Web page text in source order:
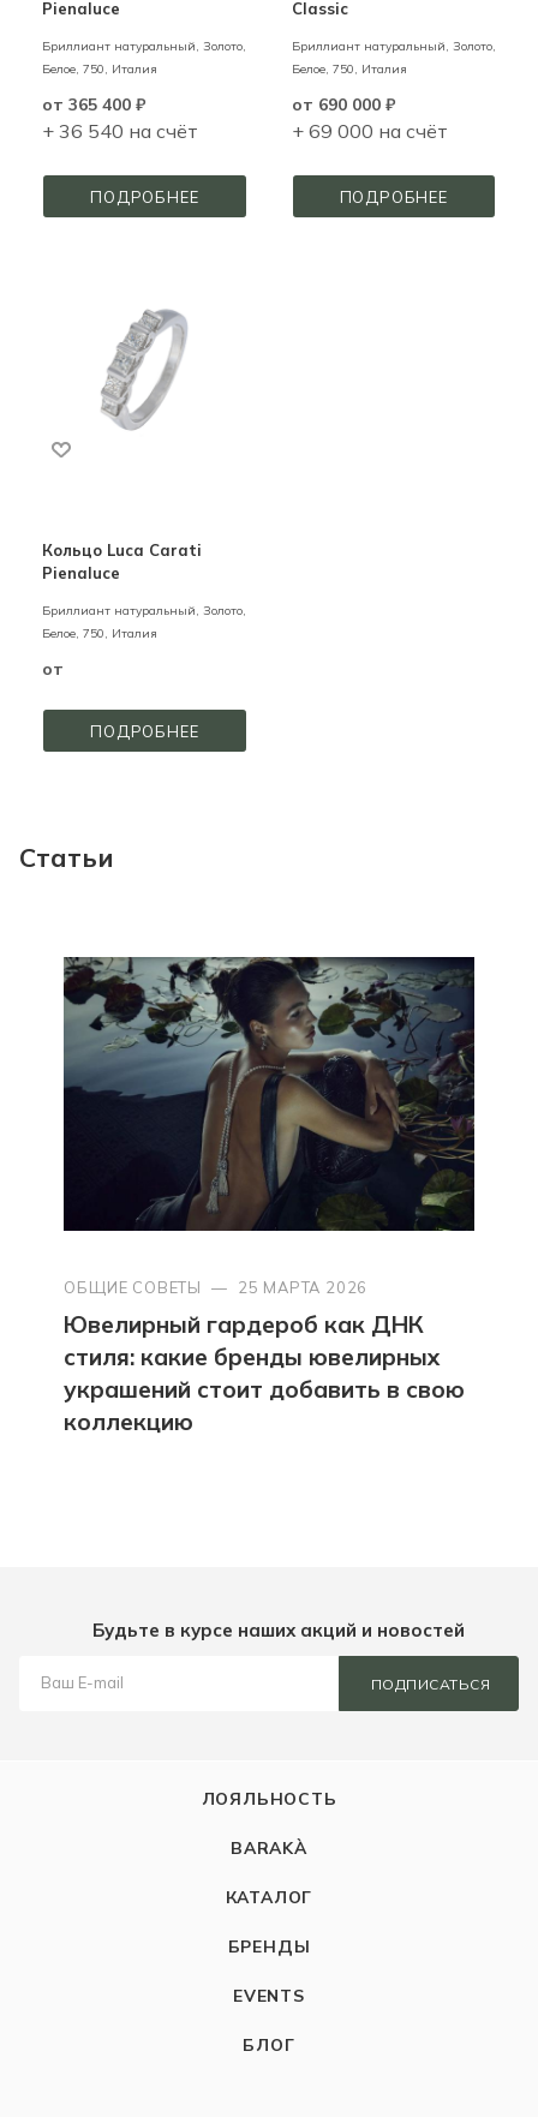
Pienaluce
Бриллиант натуральный, Золото,
Белое, 750, Италия
от 365 400 ₽
+ 36 540 на счёт
ПОДРОБНЕЕ
Classic
Бриллиант натуральный, Золото,
Белое, 750, Италия
от 690 000 ₽
+ 69 000 на счёт
ПОДРОБНЕЕ
Кольцо Luca Carati
Pienaluce
Бриллиант натуральный, Золото,
Белое, 750, Италия
от
ПОДРОБНЕЕ
Статьи
ОБЩИЕ СОВЕТЫ — 25 МАРТА 2026
Ювелирный гардероб как ДНК
стиля: какие бренды ювелирных
украшений стоит добавить в свою
коллекцию
Будьте в курсе наших акций и новостей
ПОДПИСАТЬСЯ
ЛОЯЛЬНОСТЬ
BARAKÀ
КАТАЛОГ
БРЕНДЫ
EVENTS
БЛОГ